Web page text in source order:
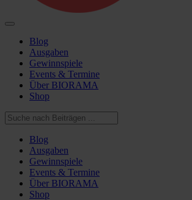
Blog
Ausgaben
Gewinnspiele
Events & Termine
Über BIORAMA
Shop
Blog
Ausgaben
Gewinnspiele
Events & Termine
Über BIORAMA
Shop